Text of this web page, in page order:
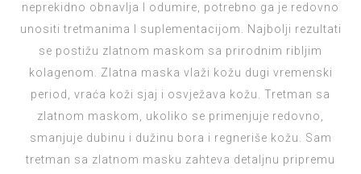
neprekidno obnavlja I odumire, potrebno ga je redovno
unositi tretmanima I suplementacijom. Najbolji rezultati
se postižu zlatnom maskom sa prirodnim ribljim
kolagenom. Zlatna maska vlaži kožu dugi vremenski
period, vraća koži sjaj i osvježava kožu. Tretman sa
zlatnom maskom, ukoliko se primenjuje redovno,
smanjuje dubinu i dužinu bora i regneriše kožu. Sam
tretman sa zlatnom masku zahteva detaljnu pripremu